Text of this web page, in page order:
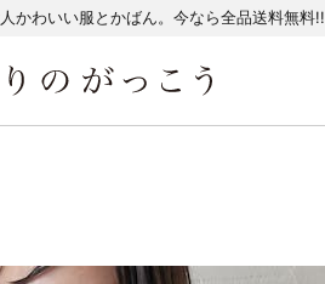
かわいい服とかばん。今なら全品送料無料!!